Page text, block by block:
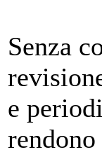
Senza
e